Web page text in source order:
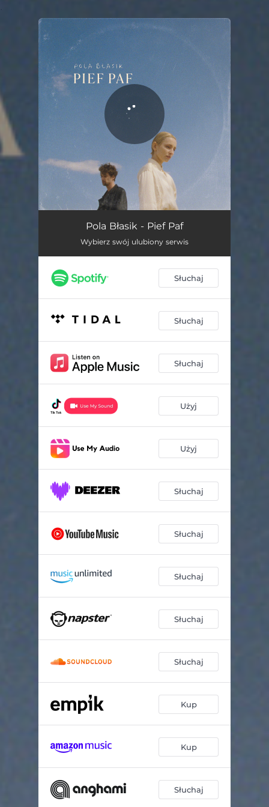
You're all set!
Pola Błasik - Pief Paf
Wybierz swój ulubiony serwis
Słuchaj
Słuchaj
Słuchaj
Użyj
Użyj
Słuchaj
Słuchaj
Słuchaj
Słuchaj
Słuchaj
Kup
Kup
Słuchaj